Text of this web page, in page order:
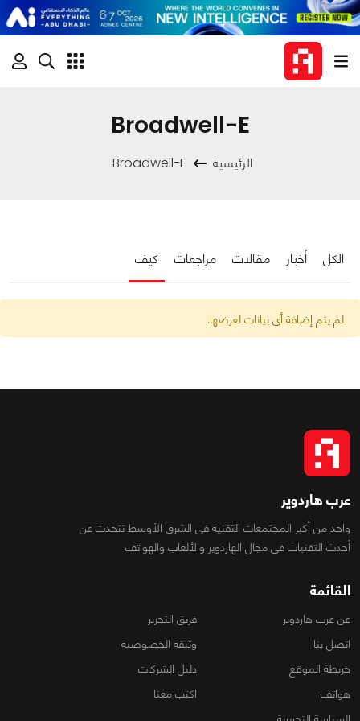
Broadwell-E
الرئيسية Broadwell-E
الكل أخبار مقالات مراجعات كيف
لم يتم إضافة أى بيانات لعرضها.
عرب هاردوير
واحد من أكبر المجتمعات التقنية فى الشرق الأوسط تتحدث عن
أحدث التقنيات فى مجال الهاردوير والألعاب والهواتف
القائمة
عن عرب هاردوير
فريق التحرير
اتصل بنا
وثيقة الخصوصية
خريطة الموقع
دليل الشركات
هواتف
اكتب معنا